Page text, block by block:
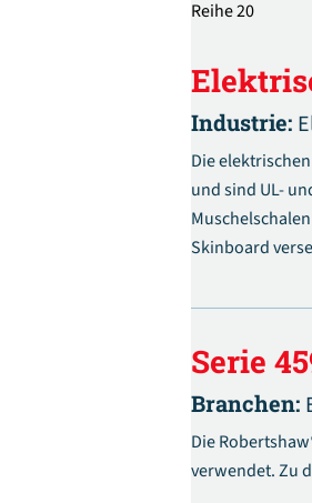
Reihe 20
Industrie:
Die
und sind UL-
Skinboard
Serie
Branchen:
Die
verwendet. Zu